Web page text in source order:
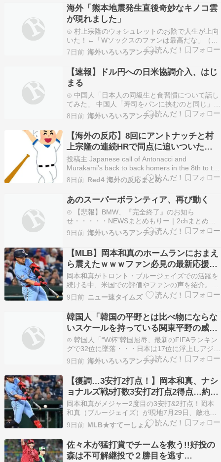
海外「熊本地震発生直後奇妙なキノコ雲
が現れました」
⊙ 村上宗隆のウォシュレットのお陰で人生が上向
いた！←「Wソックスのファンは最高だな」（海
外の反応）海外の反応スポーツ⊙ 台湾・中国・日
本のSNSを埋め尽くす「釜山病」とは？トッポギ
注意報！⊙ 韓国人「2026W杯の最終順位をご覧く
ださい・・・」→「日本との差がものすごいな
ｗ」「…
7日前 海外いろいろアンテナ
【速報】ドル円への日米協調介入、はじ
まる
⊙ 中国人「日本人の同級生と食習慣について話し
てみた」 中国人「寿司をパンに挟むのと同じ」
「カレーうどんは一体何なのだろう」じゃぽにか
反応帳⊙ 中国人「サッカー日本代表と世界の強豪
との差がますます縮まっている。原因は何？」 中
国人「日本人は最近のモデルに向いている」「強
くならない…
8日前 海外いろいろアンテナ
【海外の反応】8回にアントナッチと村
上宗隆の連続HRで同点に追いついた時
の日本語実況が熱すぎる → 「MLB TVの
副音声にしてくれ」「村上の本塁打は多
くの人を元気づけてる」
投稿主 Japanese call of Antonacci and
Murakami’s back to back homers in the 8th to tie
the game byu/WhiteSoxArchive inwhitesox 【海
外の反応】ネスタ「息子はイ…
8日前 Red4 海外の反応まとめ
あのスーパーボランティア、再び動く
⊙ 【悲報】BMW、『完全終了』のお知ら
せ・・・・・NEWSまとめもりー｜2chまとめブ
ログ⊙ 三笘薫、結婚式投稿が突然消滅…ファン
「まさか離婚？」と騒然News@フレ速⊙ 【海外
の反応】日本と韓国との間でパスポートやビザな
しで自由な移動を可能にする議論があるらしいぞ
→ 「両国…
9日前 海外いろいろアンテナ
【MLB】岡本和真のホームランにおまえ
ら震えたｗｗｗファン必見の最新応援情
報まとめ
岡本和真がトロント・ブルージェイズでの活躍を
続ける中、米国での評価やファンの声を紹介。彼
の特異な打撃技術が注目を集め、今後の成績向上
に期待が寄せられている。 「ワオ、どうやって打
ったんだ」“猛打賞”岡本和真、米解説者が感心し
た"悪球打ち"「ああ、すごくうまく腕をたたんで
いるね」 …
9日前 ニュー速タイムズ
韓国人「韓国の平野とは比べ物にならな
いスケールを持っている関東平野の威厳
をご覧ください・・・」
⊙ 韓国人「“W杯”韓国屈辱、最新のFIFAランキン
グで32位に墜落・・・日本は17位に浮上しアジア
首位をキープ」→「日本はすごいね・・・」「あ
れでも高いｗ32強も行けなかったんだが」「認め
るべきことを認めていたら国民たちもここまで叩
かなかったのではないか？」海外の反応 お隣速
報…
9日前 海外いろいろアンテナ
【復調…3安打2打点！】岡本和真、ナシ
ョナルズ戦5打数3安打2打点2得点…約1
ヶ月ぶり猛打賞で復調の兆し！
岡本和真がメジャー2度目の3安打&2打点！岡本
和真（ブルージェイズ）が現地7月29日、敵地ナ
ショナルズ戦に「3番・一塁」でスタメン出場。5
打数3安打2打点2得点の活躍でチームの5-2逆転勝
利に大きく貢献した。初回右前打で出塁、7回左
前打で勝ち越しホームイン、8回には2点タイムリ
ー…
9日前 MLB★すてーしょん
佐々木が猛打賞でチームを救う!!好投の
森は不可解継投で２勝目を逃す…